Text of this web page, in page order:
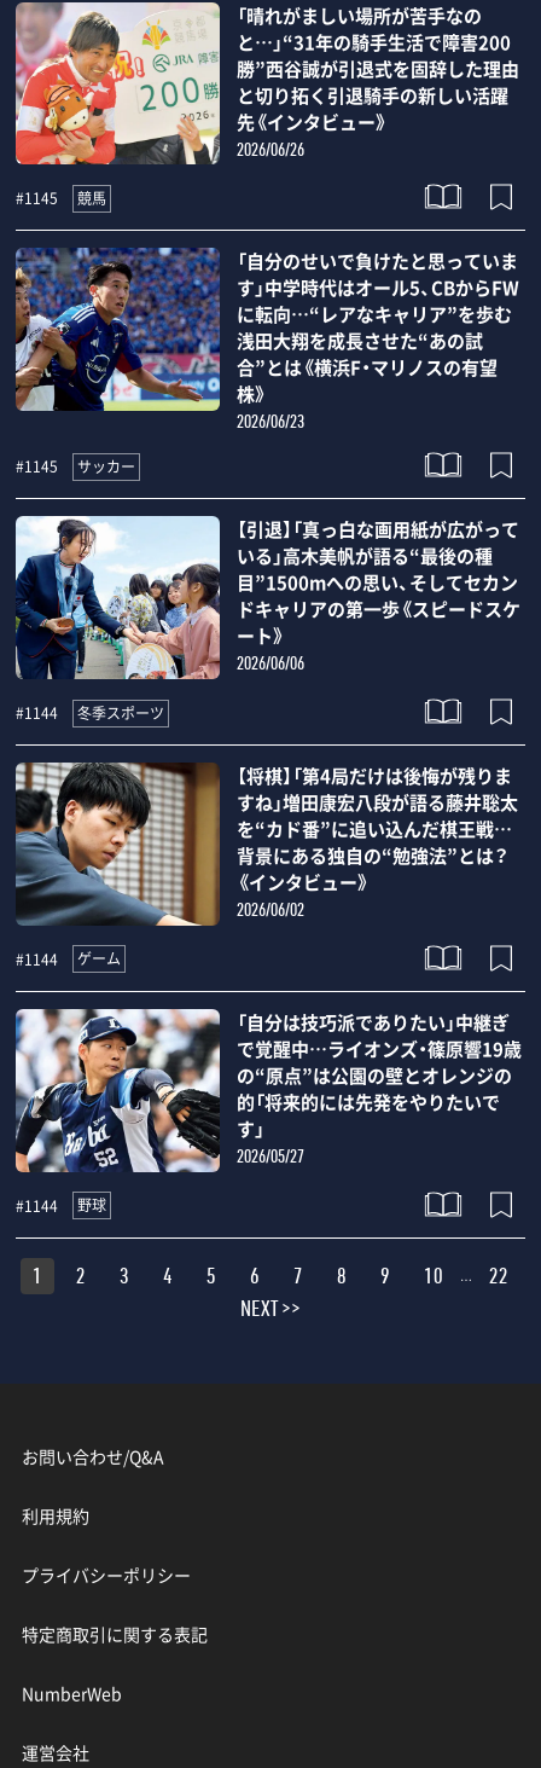
「晴れがましい場所が苦手なの
と…」“31年の騎手生活で障害200
勝”西谷誠が引退式を固辞した理由
と切り拓く引退騎手の新しい活躍
先《インタビュー》
2026/06/26
#1145 競馬
「自分のせいで負けたと思っていま
す」中学時代はオール5、CBからFW
に転向…“レアなキャリア”を歩む
浅田大翔を成長させた“あの試
合”とは《横浜F・マリノスの有望
株》
2026/06/23
#1145 サッカー
【引退】「真っ白な画用紙が広がって
いる」高木美帆が語る“最後の種
目”1500mへの思い、そしてセカン
ドキャリアの第一歩《スピードスケ
ート》
2026/06/06
#1144 冬季スポーツ
【将棋】「第4局だけは後悔が残りま
すね」増田康宏八段が語る藤井聡太
を“カド番”に追い込んだ棋王戦…
背景にある独自の“勉強法”とは？
《インタビュー》
2026/06/02
#1144 ゲーム
「自分は技巧派でありたい」中継ぎ
で覚醒中…ライオンズ・篠原響19歳
の“原点”は公園の壁とオレンジの
的「将来的には先発をやりたいで
す」
2026/05/27
#1144 野球
1 2 3 4 5 6 7 8 9 10 …
22
NEXT >>
お問い合わせ/Q&A
利用規約
プライバシーポリシー
特定商取引に関する表記
NumberWeb
運営会社